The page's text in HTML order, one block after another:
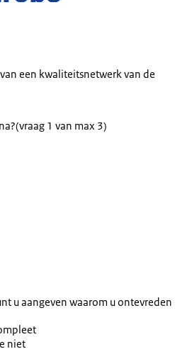
een kwaliteitsnetwerk van de
(vraag 1 van max 3)
u aangeven waarom u ontevreden
niet